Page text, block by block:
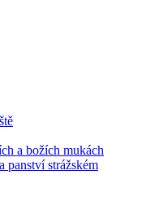
a božích mukách
panství strážském